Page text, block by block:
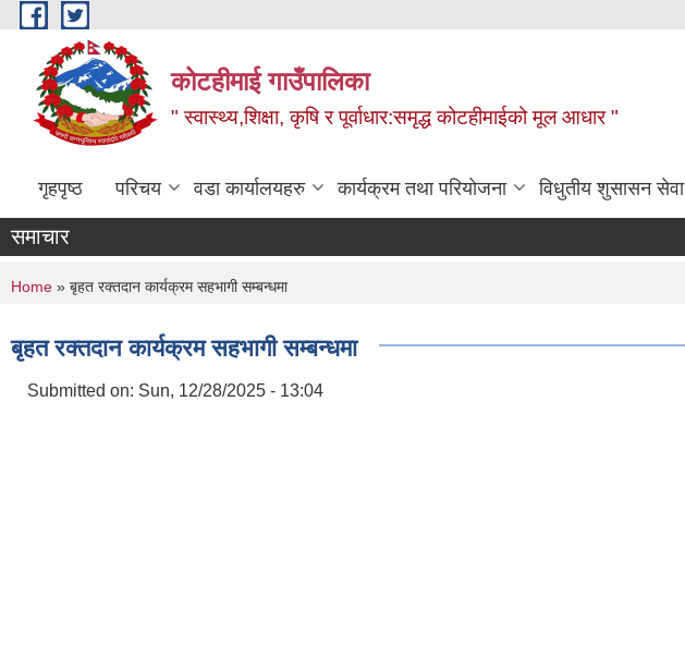
Skip to main content
कोटहीमाई गाउँपालिका
" स्वास्थ्य,शिक्षा, कृषि र पूर्वाधार:समृद्ध कोटहीमाईको मूल आधार "
गृहपृष्ठ परिचय वडा कार्यालयहरु कार्यक्रम तथा परियोजना विधुतीय शुसासन सेवा
समाचार
You are here
Home » बृहत रक्तदान कार्यक्रम सहभागी सम्बन्धमा
बृहत रक्तदान कार्यक्रम सहभागी सम्बन्धमा
Submitted on: Sun, 12/28/2025 - 13:04